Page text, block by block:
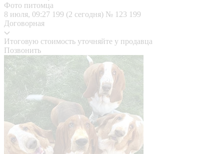
Фото питомца
8 июля, 09:27 199 (2 сегодня) № 123 199
Договорная
Итоговую стоимость уточняйте у продавца
Позвонить